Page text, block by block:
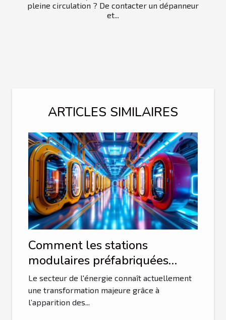
pleine circulation ? De contacter un dépanneur
et...
ARTICLES SIMILAIRES
Comment les stations
modulaires préfabriquées
révolutionnent-elles la
distribution électrique ?
Le secteur de l'énergie connaît actuellement
une transformation majeure grâce à
l’apparition des...